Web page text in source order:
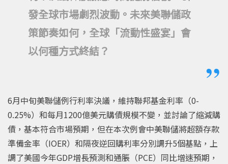
發全球市場劇烈波動。未來美聯儲政
策節奏如何，全球「流動性盛宴」會
以何種方式終結？
6月中旬美聯儲例行利率決議，維持聯邦基金利率（0-
0.25%）和每月1200億美元購債規模不變，並討論了縮減購
債，基本符合市場預期，但在本次例會中美聯儲將超額存款
準備金率（IOER）和隔夜逆回購利率分別調升5個基點，上
調了美國今年GDP增長預測和通脹（PCE）同比增速預期，